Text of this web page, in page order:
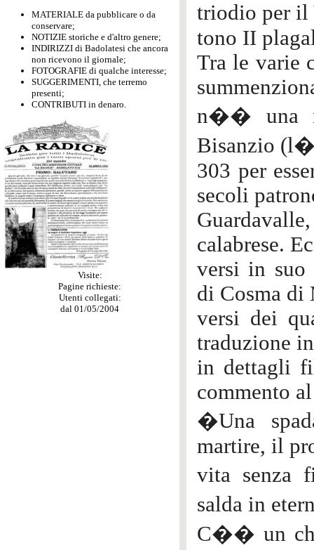
MATERIALE da pubblicare o da
conservare;
NOTIZIE storiche e d'altro genere;
INDIRIZZI di Badolatesi che ancora
non ricevono il giornale;
FOTOGRAFIE di qualche interesse;
SUGGERIMENTI, che terremo
presenti;
CONTRIBUTI in denaro.
Visite:
Pagine richieste:
Utenti collegati:
dal 01/05/2004
triodio per il
tono II
Tra le varie
n�� una
Bisanzio
303 per
secoli
calabrese.
versi in suo
di Cosma di
versi dei
traduzione
in dettagli
commento
�Una
martire, il
vita senza
salda in
C�� un